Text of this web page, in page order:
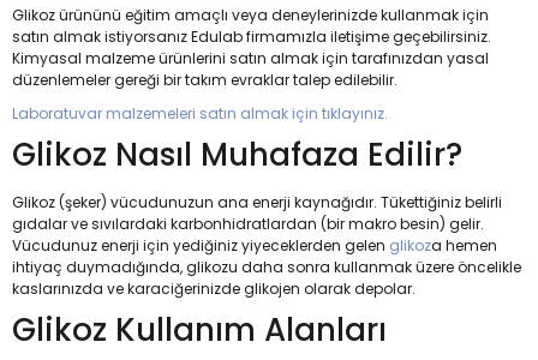
Glikoz ürününü eğitim amaçlı veya deneylerinizde kullanmak için
satın almak istiyorsanız Edulab firmamızla iletişime geçebilirsiniz.
Kimyasal malzeme ürünlerini satın almak için tarafınızdan yasal
düzenlemeler gereği bir takım evraklar talep edilebilir.
Laboratuvar malzemeleri satın almak için tıklayınız.
Glikoz Nasıl Muhafaza Edilir?
Glikoz (şeker) vücudunuzun ana enerji kaynağıdır. Tükettiğiniz belirli
gıdalar ve sıvılardaki karbonhidratlardan (bir makro besin) gelir.
Vücudunuz enerji için yediğiniz yiyeceklerden gelen glikoza hemen
ihtiyaç duymadığında, glikozu daha sonra kullanmak üzere öncelikle
kaslarınızda ve karaciğerinizde glikojen olarak depolar.
Glikoz Kullanım Alanları